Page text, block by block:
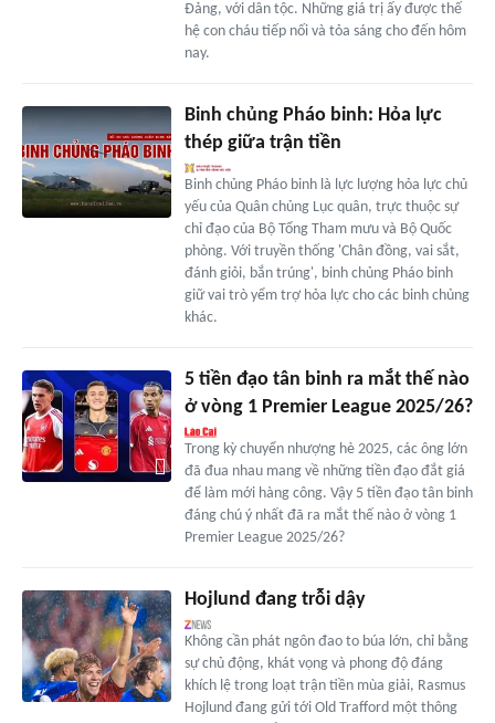
Đảng, với dân tộc. Những giá trị ấy được thế
hệ con cháu tiếp nối và tỏa sáng cho đến hôm
nay.
Binh chủng Pháo binh: Hỏa lực
thép giữa trận tiền
Binh chủng Pháo binh là lực lượng hỏa lực chủ
yếu của Quân chủng Lục quân, trực thuộc sự
chỉ đạo của Bộ Tổng Tham mưu và Bộ Quốc
phòng. Với truyền thống 'Chân đồng, vai sắt,
đánh giỏi, bắn trúng', binh chủng Pháo binh
giữ vai trò yểm trợ hỏa lực cho các binh chủng
khác.
5 tiền đạo tân binh ra mắt thế nào
ở vòng 1 Premier League 2025/26?
Trong kỳ chuyển nhượng hè 2025, các ông lớn
đã đua nhau mang về những tiền đạo đắt giá
để làm mới hàng công. Vậy 5 tiền đạo tân binh
đáng chú ý nhất đã ra mắt thế nào ở vòng 1
Premier League 2025/26?
Hojlund đang trỗi dậy
Không cần phát ngôn đao to búa lớn, chỉ bằng
sự chủ động, khát vọng và phong độ đáng
khích lệ trong loạt trận tiền mùa giải, Rasmus
Hojlund đang gửi tới Old Trafford một thông